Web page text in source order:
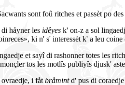
sont foû ritches et passèt po
håyner les idêyes k' on-z a sol
ki n' s' interessèt k' a leu
et sayî di rashonner totes les
tos les motlîs publiyîs djusk'
i fåt bråmintd' pus di